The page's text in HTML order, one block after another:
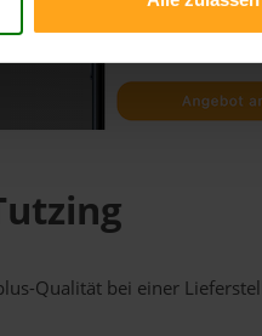
Qualität bei einer